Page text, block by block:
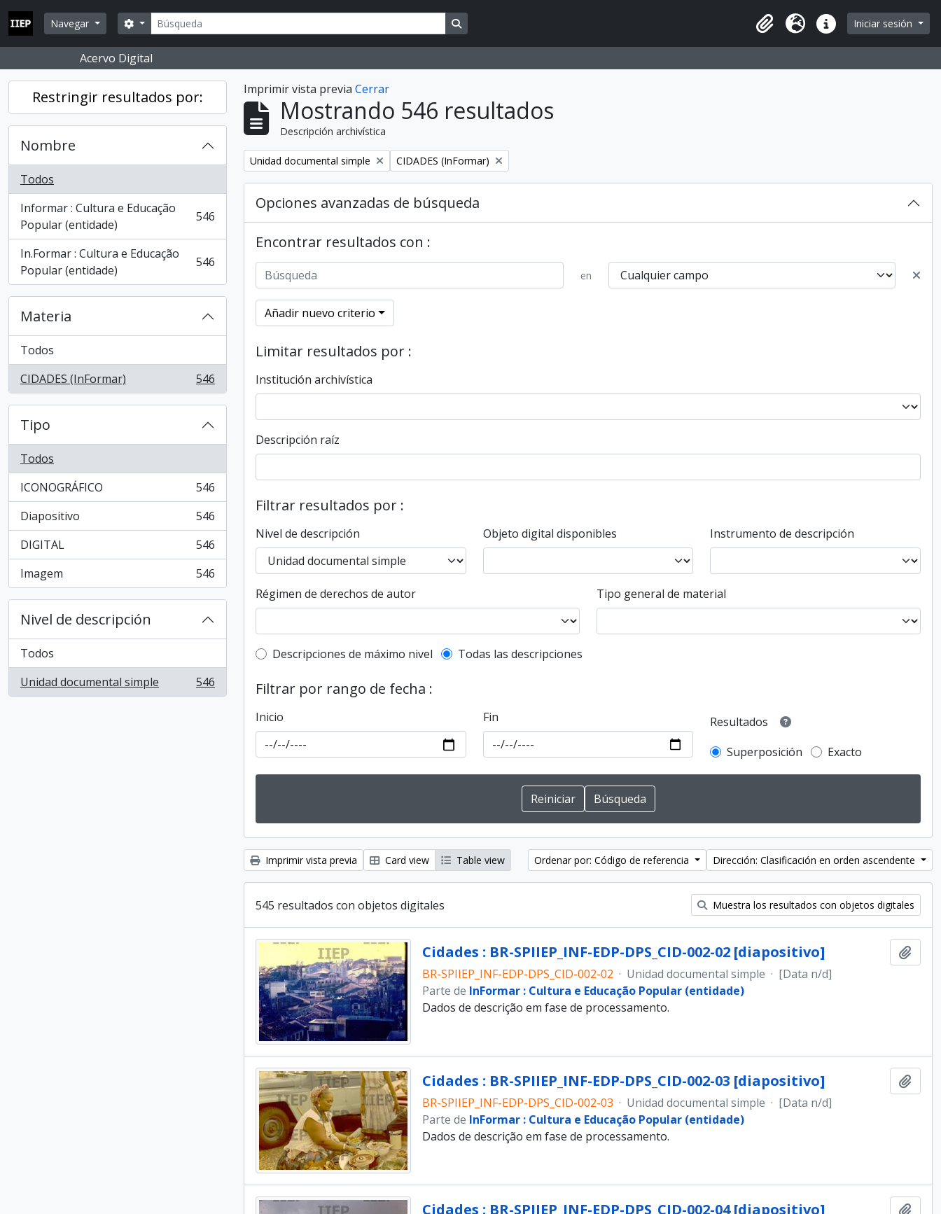
Skip to main content
Navegar
Búsqueda
Search options Search in browse page
Portapapeles
Idioma Enlaces rápidos
Iniciar sesión
Acervo Digital
Restringir resultados por:
Nombre
Todos
Informar : Cultura e Educação
Popular (entidade)
, 546 resultados 546
In.Formar : Cultura e Educação
Popular (entidade)
, 546 resultados 546
Materia
Todos
CIDADES (InFormar)
, 546 resultados 546
Tipo
Todos
ICONOGRÁFICO
, 546 resultados
546
Diapositivo
, 546 resultados
546
DIGITAL
, 546 resultados
546
Imagem
, 546 resultados 546
Nivel de descripción
Todos
Unidad documental simple
, 546 resultados 546
Imprimir vista previa Cerrar
Mostrando 546 resultados
Descripción archivística
Remove filter:
Unidad documental simple Remove filter:
CIDADES (InFormar)
Opciones avanzadas de búsqueda
Encontrar resultados con :
en
Añadir nuevo criterio
Limitar resultados por :
Institución archivística
Descripción raíz
Filtrar resultados por :
Nivel de descripción Objeto digital disponibles Instrumento de descripción
Régimen de derechos de autor Tipo general de material
Top-level description filter
Descripciones de máximo nivel Todas las descripciones
Filtrar por rango de fecha :
Inicio Fin
Resultados
Superposición
Exacto
Imprimir vista previa Card view Table view Ordenar por: Código de referencia Dirección: Clasificación en orden ascendente
545 resultados con objetos digitales Muestra los resultados con objetos digitales
Cidades : BR-SPIIEP_INF-EDP-DPS_CID-002-02 [diapositivo]
BR-SPIIEP_INF-EDP-DPS_CID-002-02 · Unidad documental simple · [Data n/d]
Parte de InFormar : Cultura e Educação Popular (entidade)
Dados de descrição em fase de processamento.
Cidades : BR-SPIIEP_INF-EDP-DPS_CID-002-03 [diapositivo]
BR-SPIIEP_INF-EDP-DPS_CID-002-03 · Unidad documental simple · [Data n/d]
Parte de InFormar : Cultura e Educação Popular (entidade)
Dados de descrição em fase de processamento.
Cidades : BR-SPIIEP_INF-EDP-DPS_CID-002-04 [diapositivo]